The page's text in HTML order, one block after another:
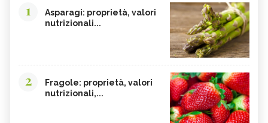
1
Asparagi: proprietà, valori
nutrizionali...
2
Fragole: proprietà, valori
nutrizionali,...